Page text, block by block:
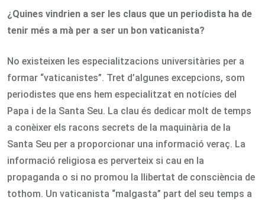
¿Quines vindrien a ser les claus que un periodista ha de
tenir més a mà per a ser un bon vaticanista?
No existeixen les especialitzacions universitàries per a
formar “vaticanistes”. Tret d’algunes excepcions, som
periodistes que ens hem especialitzat en notícies del
Papa i de la Santa Seu. La clau és dedicar molt de temps
a conèixer els racons secrets de la maquinària de la
Santa Seu per a proporcionar una informació veraç. La
informació religiosa es perverteix si cau en la
propaganda o si no promou la llibertat de consciència de
tothom. Un vaticanista “malgasta” part del seu temps a